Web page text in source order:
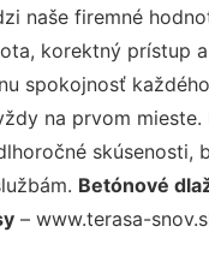
naše firemné
korektný prístup
spokojnosť
na prvom mieste.
skúsenosti,
Betónové
– www.terasa-